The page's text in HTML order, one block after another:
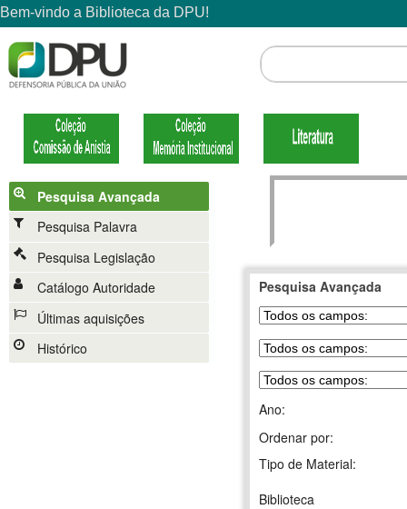
Pesquisa Avançada
Pesquisa Palavra
Pesquisa Legislação
Catálogo Autoridade
Últimas aquisições
Histórico
Pesquisa Avançada
Ano:
Ordenar por:
Tipo de Material:
Biblioteca